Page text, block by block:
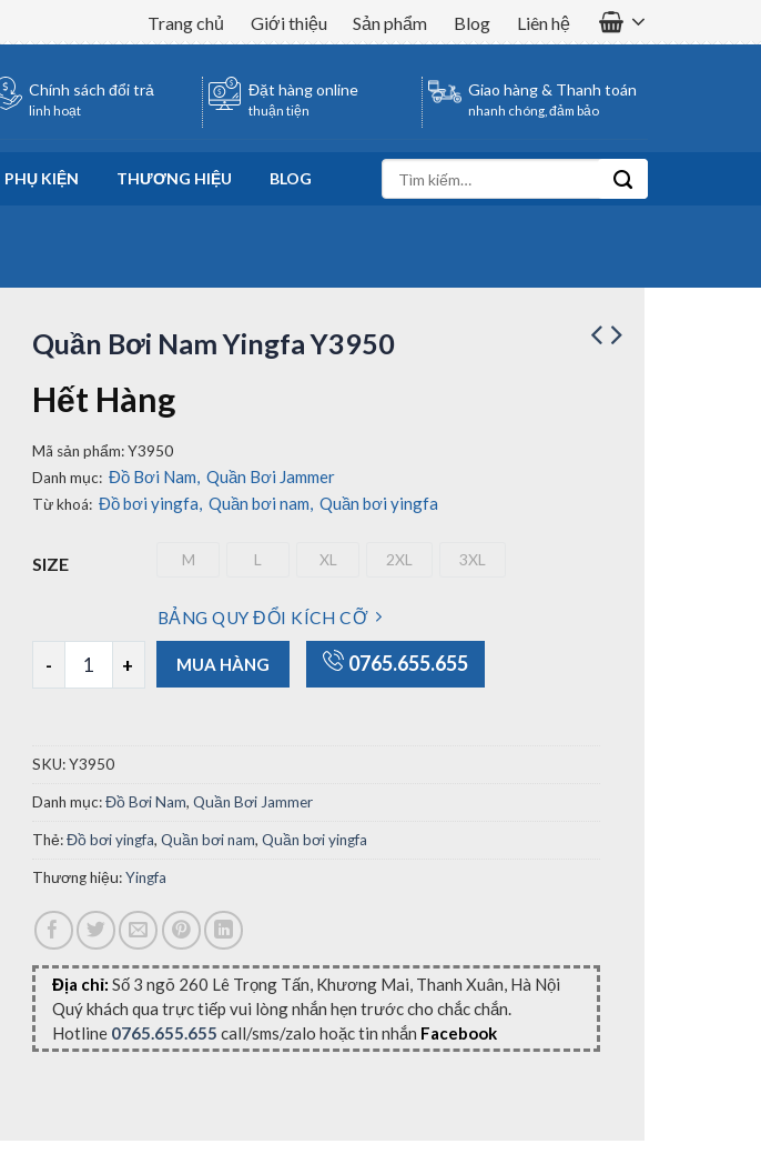
Trang chủ Giới thiệu Sản phẩm Blog Liên hệ
Chính sách đổi trả
linh hoạt
Đặt hàng online
thuận tiện
Giao hàng & Thanh toán
nhanh chóng, đảm bảo
PHỤ KIỆN THƯƠNG HIỆU BLOG
kiếm:
Quần Bơi Nam Yingfa Y3950
Hết Hàng
Mã sản phẩm:Y3950
Danh mục: Đồ Bơi Nam, Quần Bơi Jammer
Từ khoá: Đồ bơi yingfa, Quần bơi nam, Quần bơi yingfa
SIZE M
M LL XLXL 2XL2XL 3XL3XL
BẢNG QUY ĐỔI KÍCH CỠ
Quần Bơi Nam Yingfa Y3950 số lượng
MUA HÀNG 0765.655.655
SKU:Y3950
Danh mục:Đồ Bơi Nam, Quần Bơi Jammer
Thẻ:Đồ bơi yingfa, Quần bơi nam, Quần bơi yingfa
Thương hiệu:Yingfa
Địa chỉ: Số 3 ngõ 260 Lê Trọng Tấn, Khương Mai, Thanh Xuân, Hà Nội
Quý khách qua trực tiếp vui lòng nhắn hẹn trước cho chắc chắn.
Hotline 0765.655.655 call/sms/zalo hoặc tin nhắn Facebook